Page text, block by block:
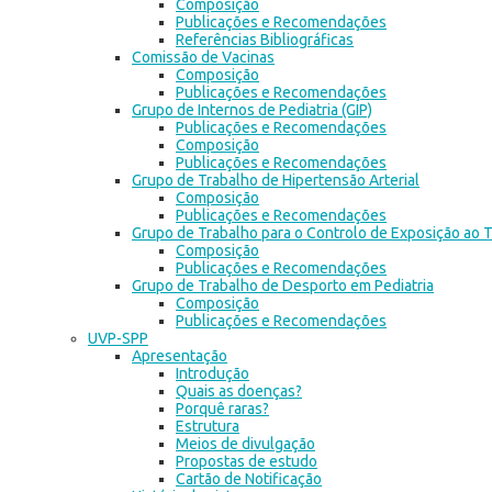
Composição
Publicações e Recomendações
Referências Bibliográficas
Comissão de Vacinas
Composição
Publicações e Recomendações
Grupo de Internos de Pediatria (GIP)
Publicações e Recomendações
Composição
Publicações e Recomendações
Grupo de Trabalho de Hipertensão Arterial
Composição
Publicações e Recomendações
Grupo de Trabalho para o Controlo de Exposição ao
Composição
Publicações e Recomendações
Grupo de Trabalho de Desporto em Pediatria
Composição
Publicações e Recomendações
UVP-SPP
Apresentação
Introdução
Quais as doenças?
Porquê raras?
Estrutura
Meios de divulgação
Propostas de estudo
Cartão de Notificação